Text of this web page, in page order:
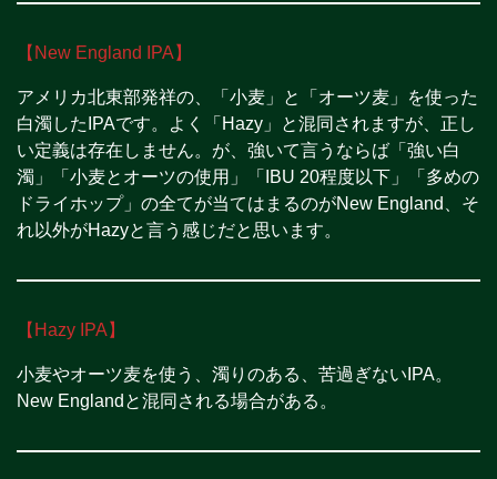
【New England IPA】
アメリカ北東部発祥の、「小麦」と「オーツ麦」を使った
白濁したIPAです。よく「Hazy」と混同されますが、正し
い定義は存在しません。が、強いて言うならば「強い白
濁」「小麦とオーツの使用」「IBU 20程度以下」「多めの
ドライホップ」の全てが当てはまるのがNew England、そ
れ以外がHazyと言う感じだと思います。
【Hazy IPA】
小麦やオーツ麦を使う、濁りのある、苦過ぎないIPA。
New Englandと混同される場合がある。